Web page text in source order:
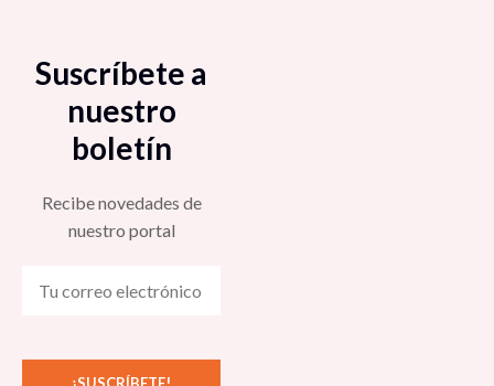
Suscríbete a
nuestro
boletín
Recibe novedades de
nuestro portal